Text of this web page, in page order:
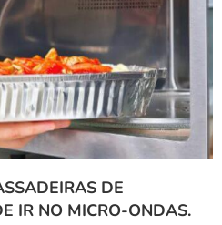
DE
IR NO MICRO-ONDAS.